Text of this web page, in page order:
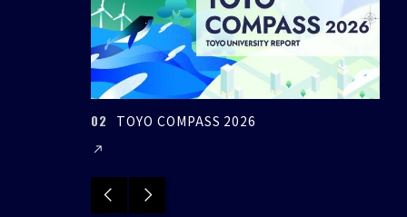
03 環境イノベーション学部特設サイ
Previous
Next